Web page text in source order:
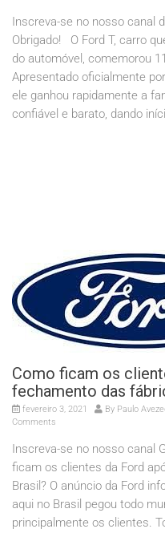
Inscreva-se no nosso canal
Obrigado! O Ford T, carro
do automóvel, comemorou
Apresentado oficialmente
ele ganhou rapidamente a
confiável e barato, dando
Como ficam os
fechamento das
fevereiro 3, 2021 By Paulo
Comments
Inscreva-se no nosso canal
ficam os clientes da Ford
Brasil? O anúncio da Ford
aqui no Brasil pegou todo
principalmente os clientes.